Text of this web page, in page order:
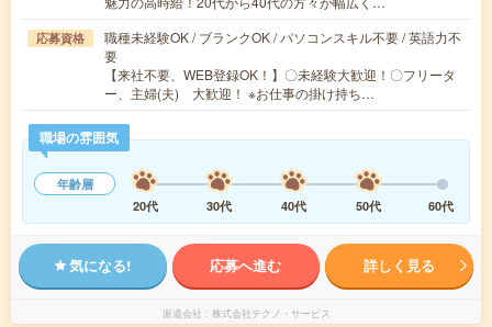
応募資格
職種未経験OK / ブランクOK / パソコンスキル不要 / 英語力不
要
【来社不要、WEB登録OK！】〇未経験大歓迎！〇フリータ
ー、主婦(夫) 大歓迎！ ※お仕事の掛け持ち…
職場の雰囲気
年齢層
20代
30代 40代 50代 60代
気になる! 応募へ進む 詳しく見る
派遣会社 株式会社テクノ・サービス